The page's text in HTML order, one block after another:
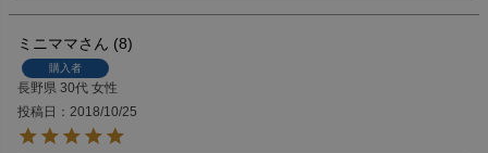
ミニママ 8
購入者
長野県 30代 女性
投稿日
2018/10/25